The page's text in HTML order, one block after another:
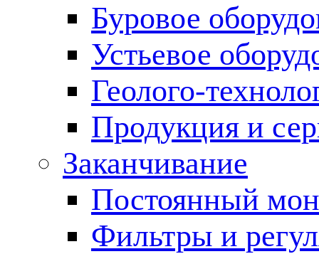
Буровое
Устьевое
Геолого-
Продукция и
Заканчивание
Постоянный
Фильтры и